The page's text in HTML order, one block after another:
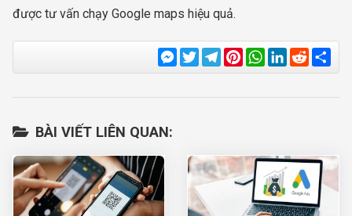
được tư vấn chạy Google maps hiệu quả.
Messenger
TwitterTelegram
Pinterest
WhatsApp
LinkedIn
Reddit
BÀI VIẾT LIÊN QUAN: